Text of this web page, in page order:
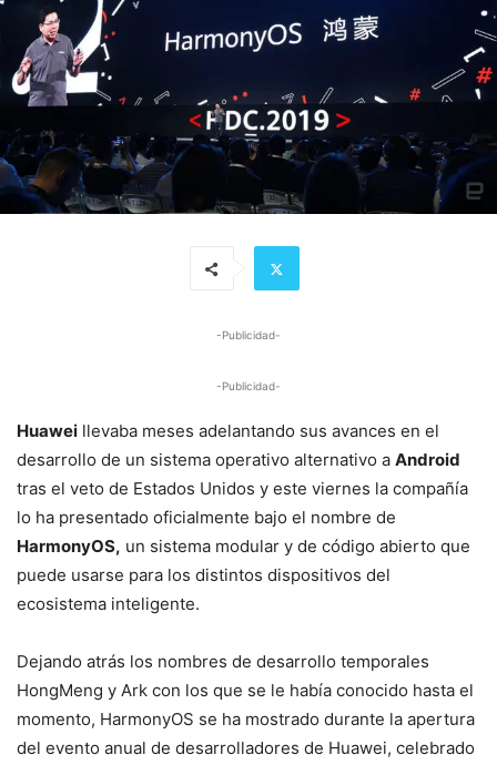
-Publicidad-
-Publicidad-
Huawei llevaba meses adelantando sus avances en el
desarrollo de un sistema operativo alternativo a Android
tras el veto de Estados Unidos y este viernes la compañía
lo ha presentado oficialmente bajo el nombre de
HarmonyOS, un sistema modular y de código abierto que
puede usarse para los distintos dispositivos del
ecosistema inteligente.
Dejando atrás los nombres de desarrollo temporales
HongMeng y Ark con los que se le había conocido hasta el
momento, HarmonyOS se ha mostrado durante la apertura
del evento anual de desarrolladores de Huawei, celebrado